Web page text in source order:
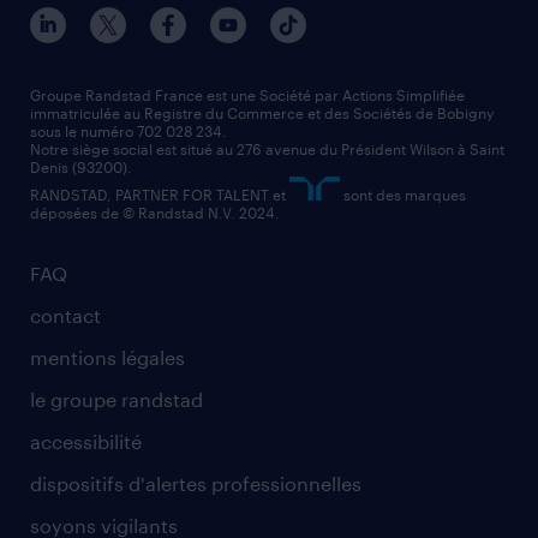
manutentionnaire
assistant administratif
comptable
contact entreprise
faq intérim / recrutement
nos agences par région
nos cabinets de recrutement
FAQ
contact
mentions légales
le groupe randstad
accessibilité
dispositifs d'alertes professionnelles
soyons vigilants
Groupe Randstad France est une Société par Actions Simplifiée
immatriculée au Registre du Commerce et des Sociétés de Bobigny
sous le numéro 702 028 234.
Notre siège social est situé au 276 avenue du Président Wilson à Saint
Denis (93200).
RANDSTAD, PARTNER FOR TALENT et
sont des marques
déposées de © Randstad N.V. 2024.